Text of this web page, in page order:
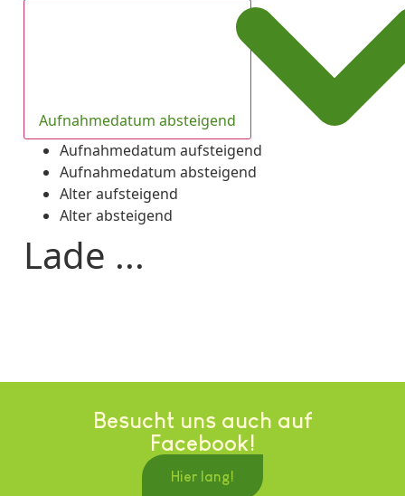
Aufnahmedatum absteigend
Aufnahmedatum aufsteigend
Aufnahmedatum absteigend
Alter aufsteigend
Alter absteigend
Lade ...
Besucht uns auch auf
Facebook!
Hier lang!